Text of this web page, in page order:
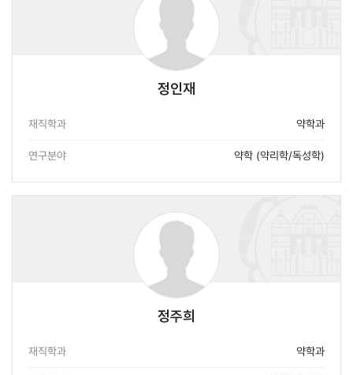
정인재
재직학과 약학과
연구분야 약학 (약리학/독성학)
정주희
재직학과 약학과